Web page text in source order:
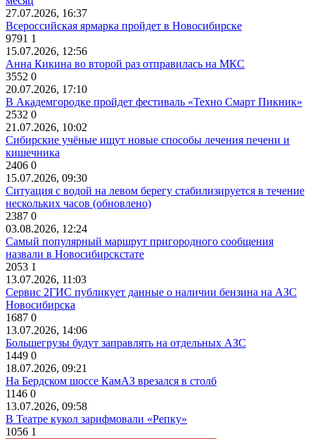
27.07.2026, 16:37
Всероссийская ярмарка пройдет в Новосибирске
9791 1
15.07.2026, 12:56
Анна Кикина во второй раз отправилась на МКС
3552 0
20.07.2026, 17:10
В Академгородке пройдет фестиваль «Техно Смарт Пикник»
2532 0
21.07.2026, 10:02
Сибирские учёные ищут новые способы лечения печени и
кишечника
2406 0
15.07.2026, 09:30
Ситуация с водой на левом берегу стабилизируется в течение
нескольких часов (обновлено)
2387 0
03.08.2026, 12:24
Самый популярный маршрут пригородного сообщения
назвали в Новосибирскстате
2053 1
13.07.2026, 11:03
Сервис 2ГИС публикует данные о наличии бензина на АЗС
Новосибирска
1687 0
13.07.2026, 14:06
Большегрузы будут заправлять на отдельных АЗС
1449 0
18.07.2026, 09:21
На Бердском шоссе КамАЗ врезался в столб
1146 0
13.07.2026, 09:58
В Театре кукол зарифмовали «Репку»
1056 1